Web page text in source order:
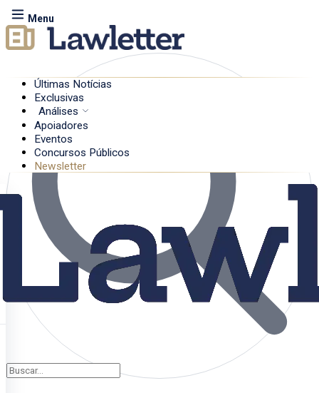
Menu
Últimas Notícias
Exclusivas
Análises
Apoiadores
Eventos
Concursos Públicos
Newsletter